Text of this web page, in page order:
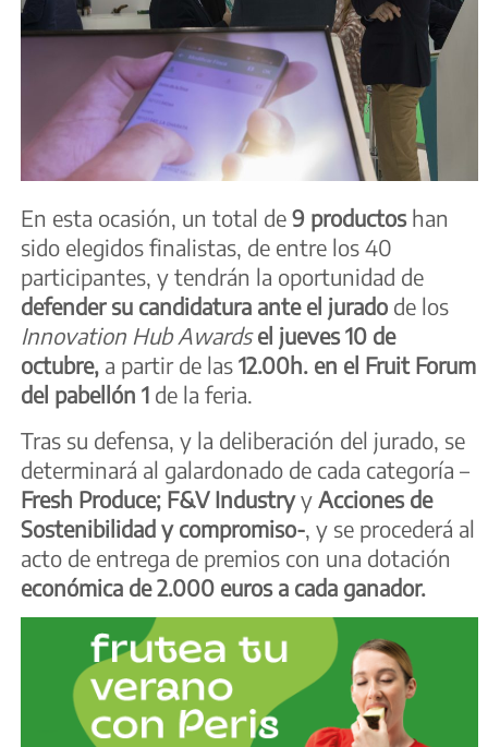
En esta ocasión, un total de 9 productos han
sido elegidos finalistas, de entre los 40
participantes, y tendrán la oportunidad de
defender su candidatura ante el jurado de los
Innovation Hub Awardsel jueves 10 de
octubre, a partir de las 12.00h. en el Fruit Forum
del pabellón 1 de la feria.
Tras su defensa, y la deliberación del jurado, se
determinará al galardonado de cada categoría –
Fresh Produce; F&V Industryy Acciones de
Sostenibilidad y compromiso- , y se procederá al
acto de entrega de premios con una dotación
económica de 2.000 euros a cada ganador.